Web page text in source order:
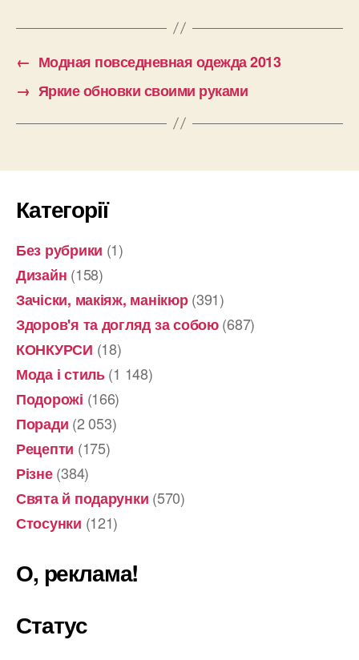
← Модная повседневная одежда 2013
→ Яркие обновки своими руками
Категорії
Без рубрики (1)
Дизайн (158)
Зачіски, макіяж, манікюр(391)
Здоров'я та догляд за собою(687)
КОНКУРСИ (18)
Мода і стиль(1 148)
Подорожі (166)
Поради (2 053)
Рецепти (175)
Різне(384)
Свята й подарунки (570)
Стосунки (121)
О, реклама!
Статус